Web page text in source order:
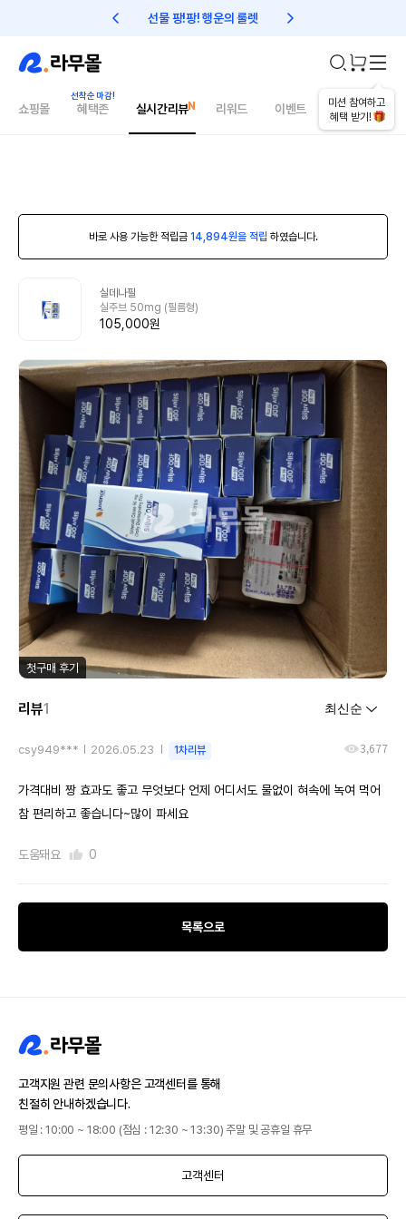
선물 팡!팡! 행운의 룰렛 친구초대 1만원 리워드!
미션 참여하고
혜택 받기!
쇼핑몰 혜택존 실시간리뷰 리워드 이벤트 건강매거진
바로 사용 가능한 적립금 14,894원을 적립 하였습니다.
실데나필
실주브 50mg (필름형)
105,000원
첫구매 후기
리뷰1
csy949*** 2026.05.23 1차리뷰 3,677
가격대비 짱 효과도 좋고 무엇보다 언제 어디서도 물없이 혀속에 녹여 먹어
참 편리하고 좋습니다~많이 파세요
도움돼요 0
목록으로
고객지원 관련 문의사항은 고객센터를 통해
친절히 안내하겠습니다.
평일 : 10:00 ~ 18:00 (점심 : 12:30 ~ 13:30) 주말 및 공휴일 휴무
고객센터